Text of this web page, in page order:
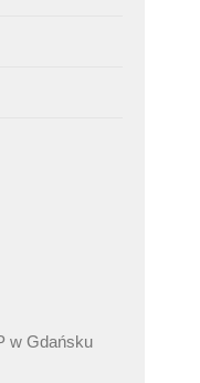
w Gdańsku